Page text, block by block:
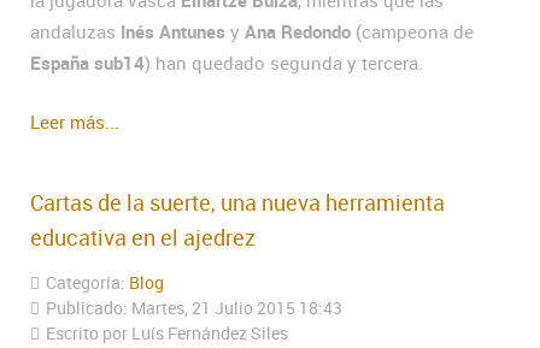
andaluzas Inés Antunes y Ana Redondo (campeona de
España sub14) han quedado segunda y tercera.
Leer más...
Cartas de la suerte, una nueva herramienta
educativa en el ajedrez
Categoría: Blog
Publicado: Martes, 21 Julio 2015 18:43
Escrito por Luís Fernández Siles